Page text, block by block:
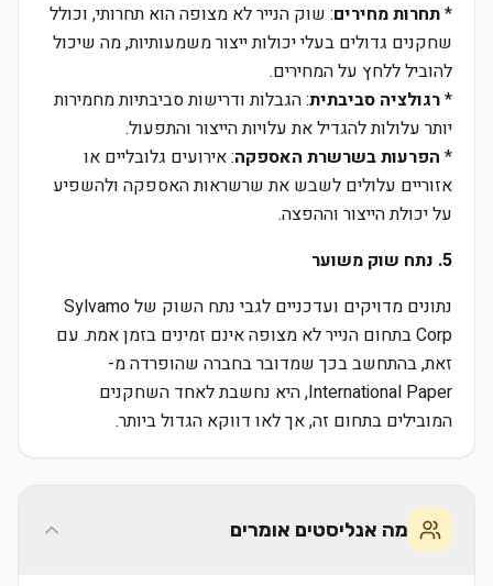
*תחרות מחירים: שוק הנייר לא מצופה הוא תחרותי, וכולל
שחקנים גדולים בעלי יכולות ייצור משמעותיות, מה שיכול
להוביל ללחץ על המחירים.
*רגולציה סביבתית: הגבלות ודרישות סביבתיות מחמירות
יותר עלולות להגדיל את עלויות הייצור והתפעול.
* הפרעות בשרשרת האספקה: אירועים גלובליים או
אזוריים עלולים לשבש את שרשראות האספקה ולהשפיע
על יכולת הייצור וההפצה.
5. נתח שוק משוער
נתונים מדויקים ועדכניים לגבי נתח השוק של Sylvamo
Corp בתחום הנייר לא מצופה אינם זמינים בזמן אמת. עם
זאת, בהתחשב בכך שמדובר בחברה שהופרדה מ-
International Paper, היא נחשבת לאחד השחקנים
המובילים בתחום זה, אך לאו דווקא הגדול ביותר.
מה אנליסטים אומרים